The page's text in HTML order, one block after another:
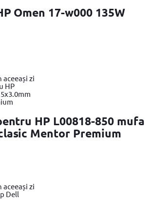
Omen 17-w000 135W
zi
HP L00818-850 mufa
Mentor Premium
zi